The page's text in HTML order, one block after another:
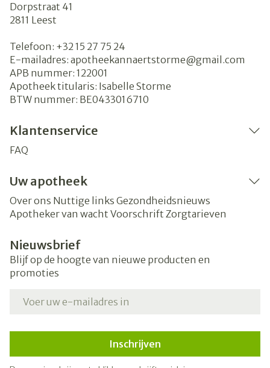
Dorpstraat 41
2811 Leest
Telefoon: +32 15 27 75 24
E-mailadres: apotheekannaertstorme@gmail.com
APB nummer: 122001
Apotheek titularis: Isabelle Storme
BTW nummer: BE0433016710
Klantenservice
FAQ
Uw apotheek
Over ons Nuttige links Gezondheidsnieuws
Apotheker van wacht Voorschrift Zorgtarieven
Nieuwsbrief
Blijf op de hoogte van nieuwe producten en
promoties
Inschrijven